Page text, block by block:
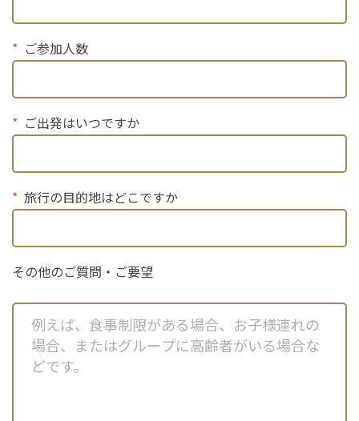
ご参加人数
ご出発はいつですか
旅行の目的地はどこですか
その他のご質問・ご要望